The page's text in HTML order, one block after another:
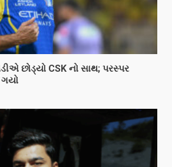
છોડ્યો CSK નો સાથ; પરસ્પર